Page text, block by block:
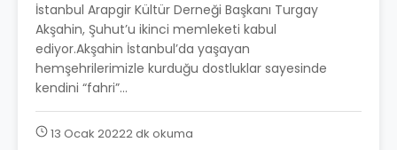
İstanbul Arapgir Kültür Derneği Başkanı Turgay
Akşahin, Şuhut’u ikinci memleketi kabul
ediyor.Akşahin İstanbul’da yaşayan
hemşehrilerimizle kurduğu dostluklar sayesinde
kendini “fahri”...
13 Ocak 20222 dk okuma